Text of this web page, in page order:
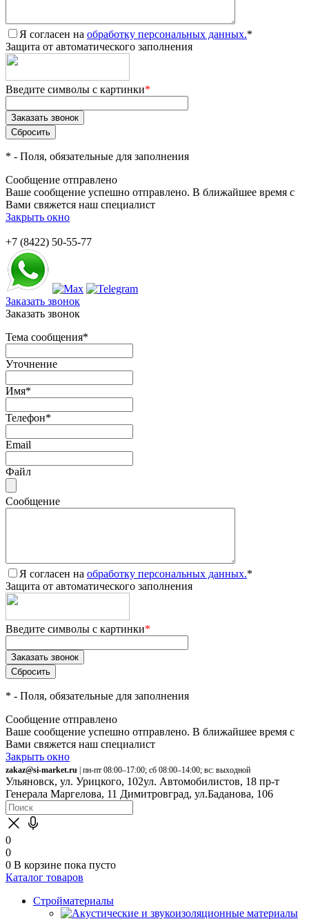
Я согласен на обработку персональных данных.*
Защита от автоматического заполнения
Введите символы с картинки*
* - Поля, обязательные для заполнения
Сообщение отправлено
Ваше сообщение успешно отправлено. В ближайшее время с
Вами свяжется наш специалист
Закрыть окно
+7 (8422) 50-55-77
Заказать звонок
Заказать звонок
Тема сообщения*
Уточнение
Имя*
Телефон*
Email
Файл
Сообщение
Я согласен на обработку персональных данных.*
Защита от автоматического заполнения
Введите символы с картинки*
* - Поля, обязательные для заполнения
Сообщение отправлено
Ваше сообщение успешно отправлено. В ближайшее время с
Вами свяжется наш специалист
Закрыть окно
zakaz@si-market.ru | пн-пт 08:00–17:00; сб 08:00–14:00; вс: выходной
Ульяновск, ул. Урицкого, 102ул. Автомобилистов, 18 пр-т
Генерала Маргелова, 11 Димитровград, ул.Баданова, 106
0
0
0 В корзине пока пусто
Каталог товаров
Стройматериалы